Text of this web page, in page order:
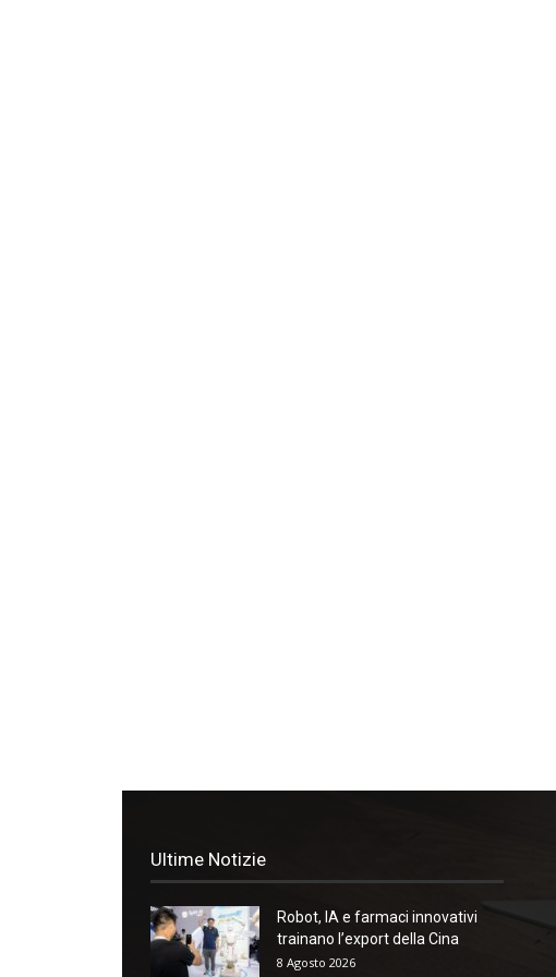
Ultime Notizie
Robot, IA e farmaci innovativi
trainano l’export della Cina
8 Agosto 2026